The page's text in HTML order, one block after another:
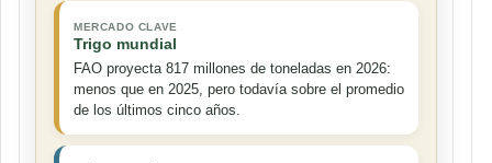
MERCADO CLAVE
Trigo mundial
FAO proyecta 817 millones de toneladas en 2026:
menos que en 2025, pero todavía sobre el promedio
de los últimos cinco años.